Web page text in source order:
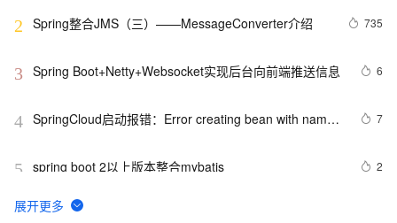
2 Spring整合JMS（三）——MessageConverter介绍 735
3 Spring Boot+Netty+Websocket实现后台向前端推送信息 6
4 SpringCloud启动报错：Error creating bean with name
7
5 spring boot 2以上版本整合mybatis 2
6 Spring事务传播行为